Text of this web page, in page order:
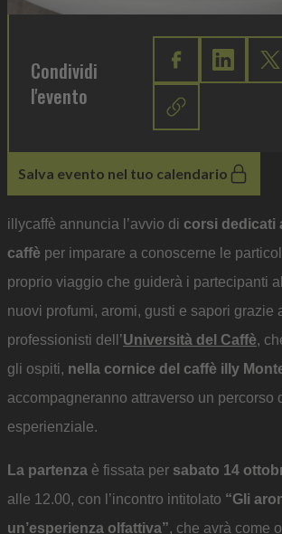
Condividi
l'evento
Salva evento nel tuo calendario
illycaffè annuncia l’avvio di corsi dedicati
caffè per imparare a conoscerne le
proprio viaggio che guiderà i partecipanti
nuovi profumi, aromi, gusti e sapori grazie
professionisti dell’Università del Caffè,
gli ospiti, nella cornice del caffè illy
accompagneranno attraverso un percorso
esperienziale.
La partenza è fissata per sabato 14
alle 12.00, con l’incontro intitolato “Gli
un’esperienza olfattiva”, che avrà come